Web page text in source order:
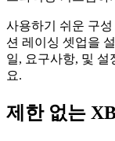
사용하기 쉬운 구성
션 레이싱 셋업을
일, 요구사항, 및 설
요.
제한 없는